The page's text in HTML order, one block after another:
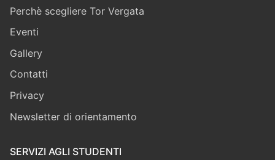
Perchè scegliere Tor Vergata
Eventi
Gallery
Contatti
Privacy
Newsletter di orientamento
SERVIZI AGLI STUDENTI